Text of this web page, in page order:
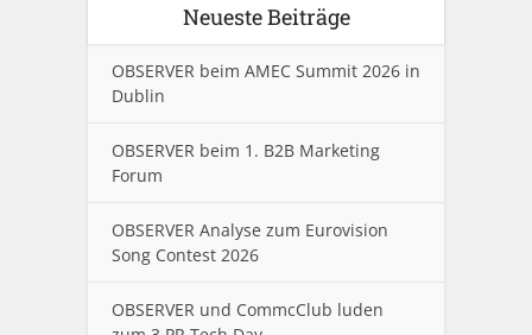
Neueste Beiträge
OBSERVER beim AMEC Summit 2026 in
Dublin
OBSERVER beim 1. B2B Marketing
Forum
OBSERVER Analyse zum Eurovision
Song Contest 2026
OBSERVER und CommcClub luden